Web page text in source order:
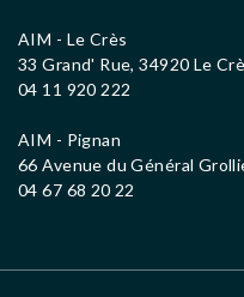
AIM - Le Crès
33 Grand' Rue, 34920 Le
04 11 920 222
AIM - Pignan
66 Avenue du Général
04 67 68 20 22